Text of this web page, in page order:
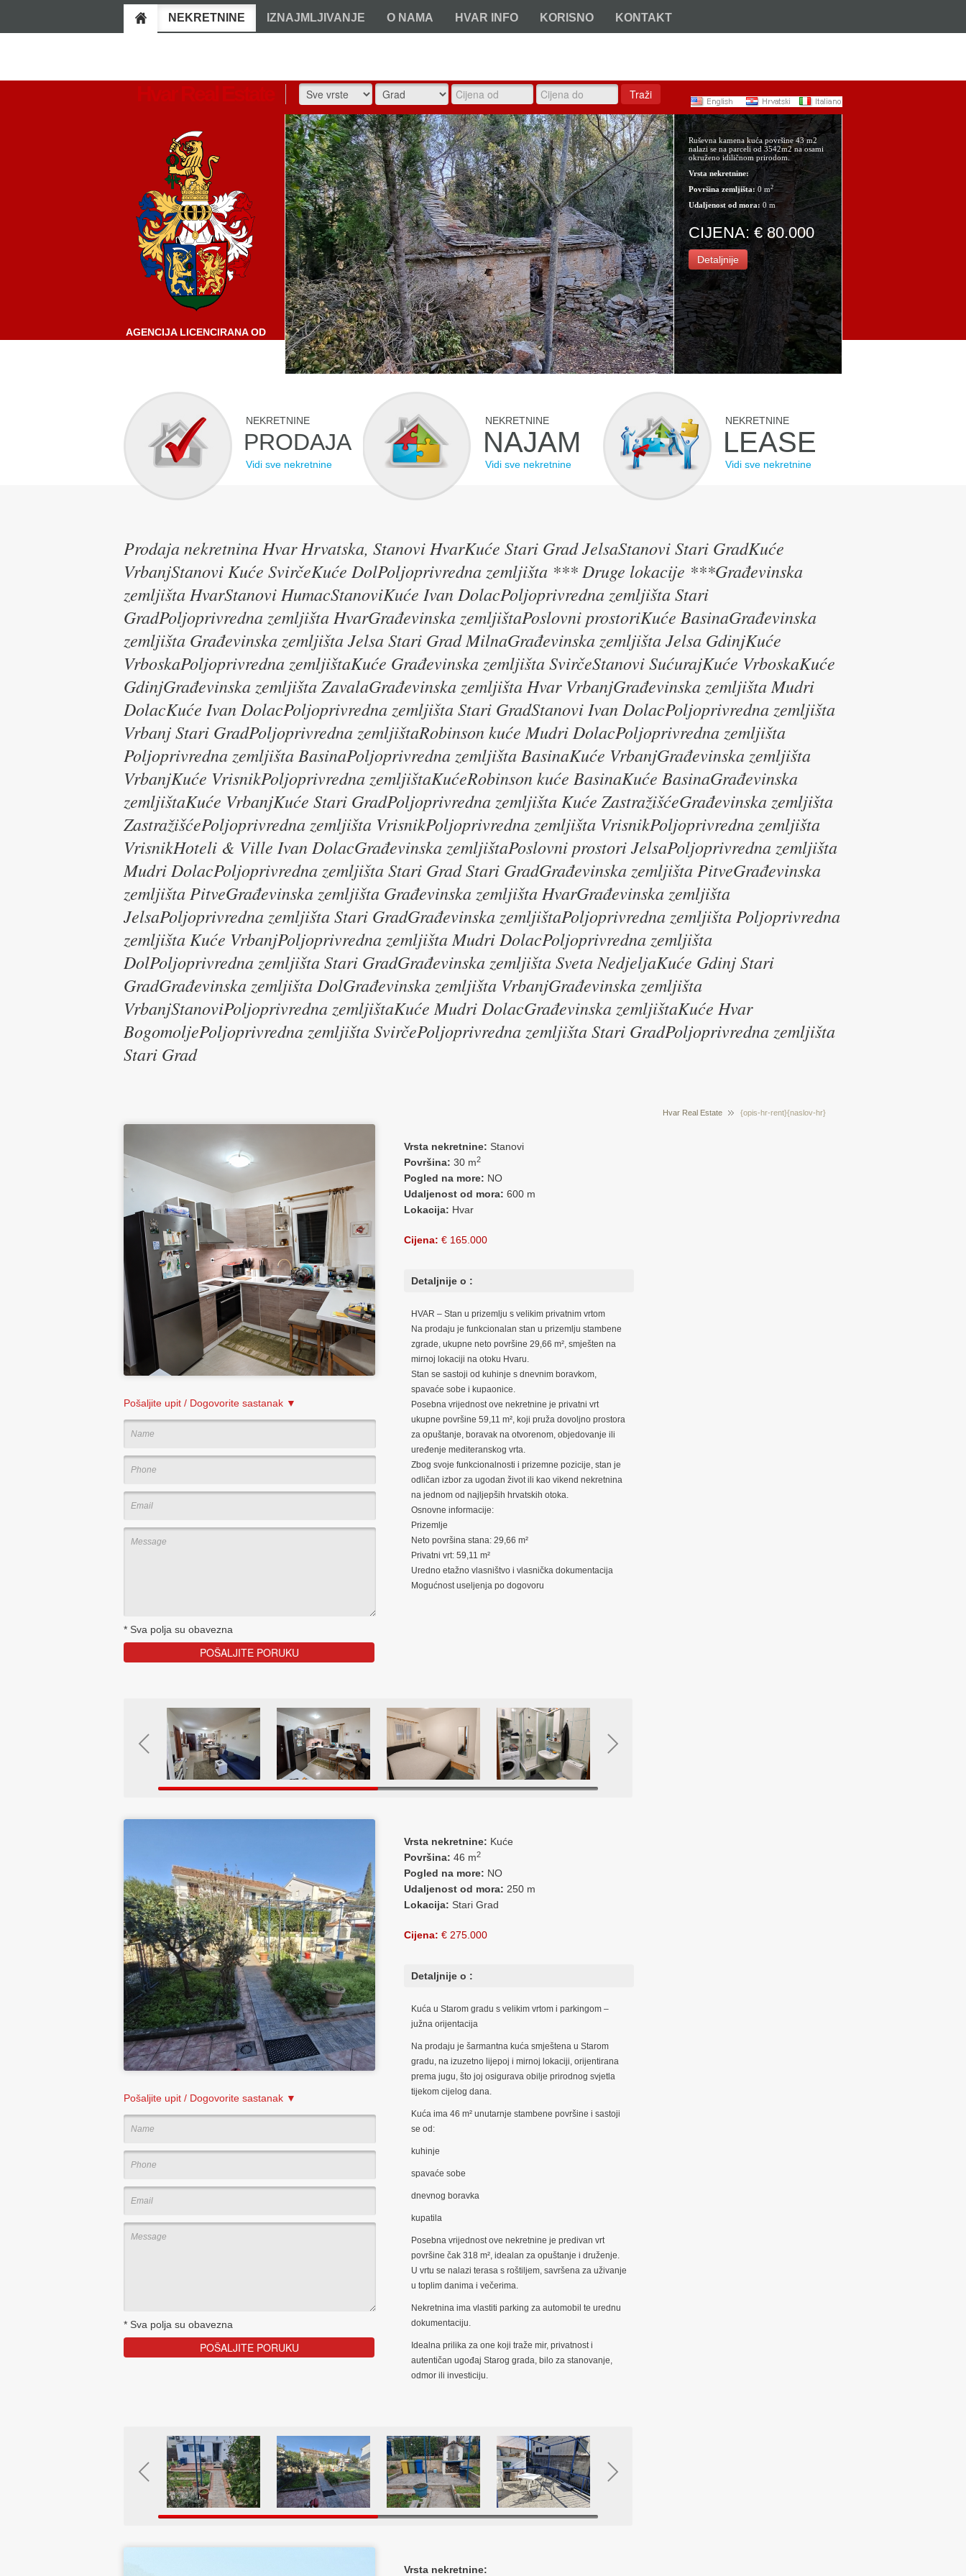
NEKRETNINE IZNAJMLJIVANJE O NAMA HVAR INFO KORISNO KONTAKT
Traži
AGENCIJA LICENCIRANA OD
STRANE HRVATSKE
Ruševna kamena kuća površine 43 m2
nalazi se na parceli od 3542m2 na osami
okruženo idiličnom prirodom.
Vrsta nekretnine:
Površina zemljišta:0 m2
Udaljenost od mora: 0 m
CIJENA: € 80.000
Detaljnije
NEKRETNINE
PRODAJA
Vidi sve nekretnine
NEKRETNINE
NAJAM
Vidi sve nekretnine
NEKRETNINE
LEASE
Vidi sve nekretnine
Prodaja nekretnina Hvar Hrvatska, Stanovi HvarKuće Stari Grad JelsaStanovi Stari GradKuće
VrbanjStanovi Kuće SvirčeKuće DolPoljoprivredna zemljišta *** Druge lokacije ***Građevinska
zemljišta HvarStanovi HumacStanoviKuće Ivan DolacPoljoprivredna zemljišta Stari
GradPoljoprivredna zemljišta HvarGrađevinska zemljištaPoslovni prostoriKuće BasinaGrađevinska
zemljišta Građevinska zemljišta Jelsa Stari Grad MilnaGrađevinska zemljišta Jelsa GdinjKuće
VrboskaPoljoprivredna zemljištaKuće Građevinska zemljišta SvirčeStanovi SućurajKuće VrboskaKuće
GdinjGrađevinska zemljišta ZavalaGrađevinska zemljišta Hvar VrbanjGrađevinska zemljišta Mudri
DolacKuće Ivan DolacPoljoprivredna zemljišta Stari GradStanovi Ivan DolacPoljoprivredna zemljišta
Vrbanj Stari GradPoljoprivredna zemljištaRobinson kuće Mudri DolacPoljoprivredna zemljišta
Poljoprivredna zemljišta BasinaPoljoprivredna zemljišta BasinaKuće VrbanjGrađevinska zemljišta
VrbanjKuće VrisnikPoljoprivredna zemljištaKućeRobinson kuće BasinaKuće BasinaGrađevinska
zemljištaKuće VrbanjKuće Stari GradPoljoprivredna zemljišta Kuće ZastražišćeGrađevinska zemljišta
ZastražišćePoljoprivredna zemljišta VrisnikPoljoprivredna zemljišta VrisnikPoljoprivredna zemljišta
VrisnikHoteli & Ville Ivan DolacGrađevinska zemljištaPoslovni prostori JelsaPoljoprivredna zemljišta
Mudri DolacPoljoprivredna zemljišta Stari Grad Stari GradGrađevinska zemljišta PitveGrađevinska
zemljišta PitveGrađevinska zemljišta Građevinska zemljišta HvarGrađevinska zemljišta
JelsaPoljoprivredna zemljišta Stari GradGrađevinska zemljištaPoljoprivredna zemljišta Poljoprivredna
zemljišta Kuće VrbanjPoljoprivredna zemljišta Mudri DolacPoljoprivredna zemljišta
DolPoljoprivredna zemljišta Stari GradGrađevinska zemljišta Sveta NedjeljaKuće Gdinj Stari
GradGrađevinska zemljišta DolGrađevinska zemljišta VrbanjGrađevinska zemljišta
VrbanjStanoviPoljoprivredna zemljištaKuće Mudri DolacGrađevinska zemljištaKuće Hvar
BogomoljePoljoprivredna zemljišta SvirčePoljoprivredna zemljišta Stari GradPoljoprivredna zemljišta
Stari Grad
Hvar Real Estate {opis-hr-rent}{naslov-hr}
Pošaljite upit / Dogovorite sastanak ▼
* Sva polja su obavezna
Vrsta nekretnine: Stanovi
Površina: 30 m2
Pogled na more: NO
Udaljenost od mora: 600 m
Lokacija: Hvar
Cijena: € 165.000
Detaljnije o :
HVAR – Stan u prizemlju s velikim privatnim vrtom
Na prodaju je funkcionalan stan u prizemlju stambene
zgrade, ukupne neto površine 29,66 m², smješten na
mirnoj lokaciji na otoku Hvaru.
Stan se sastoji od kuhinje s dnevnim boravkom,
spavaće sobe i kupaonice.
Posebna vrijednost ove nekretnine je privatni vrt
ukupne površine 59,11 m², koji pruža dovoljno prostora
za opuštanje, boravak na otvorenom, objedovanje ili
uređenje mediteranskog vrta.
Zbog svoje funkcionalnosti i prizemne pozicije, stan je
odličan izbor za ugodan život ili kao vikend nekretnina
na jednom od najljepših hrvatskih otoka.
Osnovne informacije:
Prizemlje
Neto površina stana: 29,66 m²
Privatni vrt: 59,11 m²
Uredno etažno vlasništvo i vlasnička dokumentacija
Mogućnost useljenja po dogovoru
Pošaljite upit / Dogovorite sastanak ▼
* Sva polja su obavezna
Vrsta nekretnine: Kuće
Površina: 46 m2
Pogled na more: NO
Udaljenost od mora: 250 m
Lokacija: Stari Grad
Cijena: € 275.000
Detaljnije o :
Kuća u Starom gradu s velikim vrtom i parkingom –
južna orijentacija
Na prodaju je šarmantna kuća smještena u Starom
gradu, na izuzetno lijepoj i mirnoj lokaciji, orijentirana
prema jugu, što joj osigurava obilje prirodnog svjetla
tijekom cijelog dana.
Kuća ima 46 m² unutarnje stambene površine i sastoji
se od:
kuhinje
spavaće sobe
dnevnog boravka
kupatila
Posebna vrijednost ove nekretnine je predivan vrt
površine čak 318 m², idealan za opuštanje i druženje.
U vrtu se nalazi terasa s roštiljem, savršena za uživanje
u toplim danima i večerima.
Nekretnina ima vlastiti parking za automobil te urednu
dokumentaciju.
Idealna prilika za one koji traže mir, privatnost i
autentičan ugođaj Starog grada, bilo za stanovanje,
odmor ili investiciju.
Vrsta nekretnine: